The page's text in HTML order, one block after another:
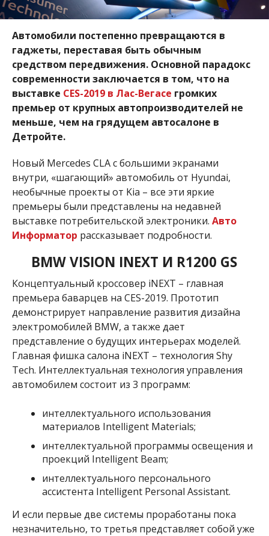
Автомобили постепенно превращаются в
гаджеты, переставая быть обычным
средством передвижения. Основной парадокс
современности заключается в том, что на
выставке CES-2019 в Лас-Вегасе громких
премьер от крупных автопроизводителей не
меньше, чем на грядущем автосалоне в
Детройте.
Новый Mercedes CLA с большими экранами
внутри, «шагающий» автомобиль от Hyundai,
необычные проекты от Kia – все эти яркие
премьеры были представлены на недавней
выставке потребительской электроники. Авто
Информатор рассказывает подробности.
BMW VISION INEXT И R1200 GS
Концептуальный кроссовер iNEXT – главная
премьера баварцев на CES-2019. Прототип
демонстрирует направление развития дизайна
электромобилей BMW, а также дает
представление о будущих интерьерах моделей.
Главная фишка салона iNEXT – технология Shy
Tech. Интеллектуальная технология управления
автомобилем состоит из 3 программ:
интеллектуального использования
материалов Intelligent Materials;
интеллектуальной программы освещения и
проекций Intelligent Beam;
интеллектуального персонального
ассистента Intelligent Personal Assistant.
И если первые две системы проработаны пока
незначительно, то третья представляет собой уже